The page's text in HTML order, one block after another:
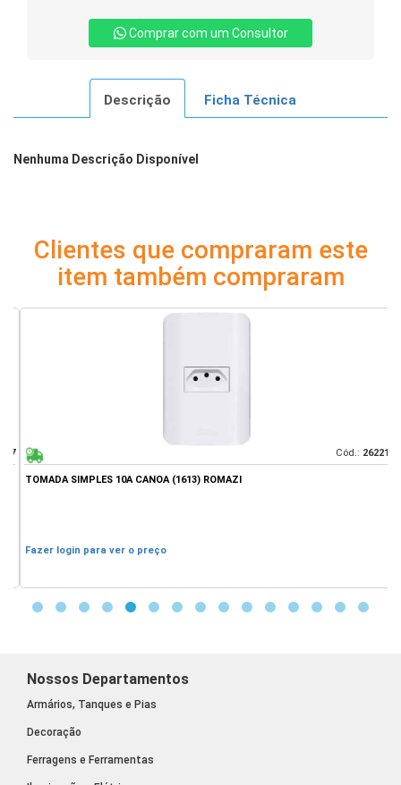
Comprar com um Consultor
Descrição Ficha Técnica
Nenhuma Descrição Disponível
Clientes que compraram este
item também compraram
Cód.: 26221
TOMADA SIMPLES 10A CANOA (1613) ROMAZI
Fazer login para ver o preço
Nossos Departamentos
Armários, Tanques e Pias
Decoração
Ferragens e Ferramentas